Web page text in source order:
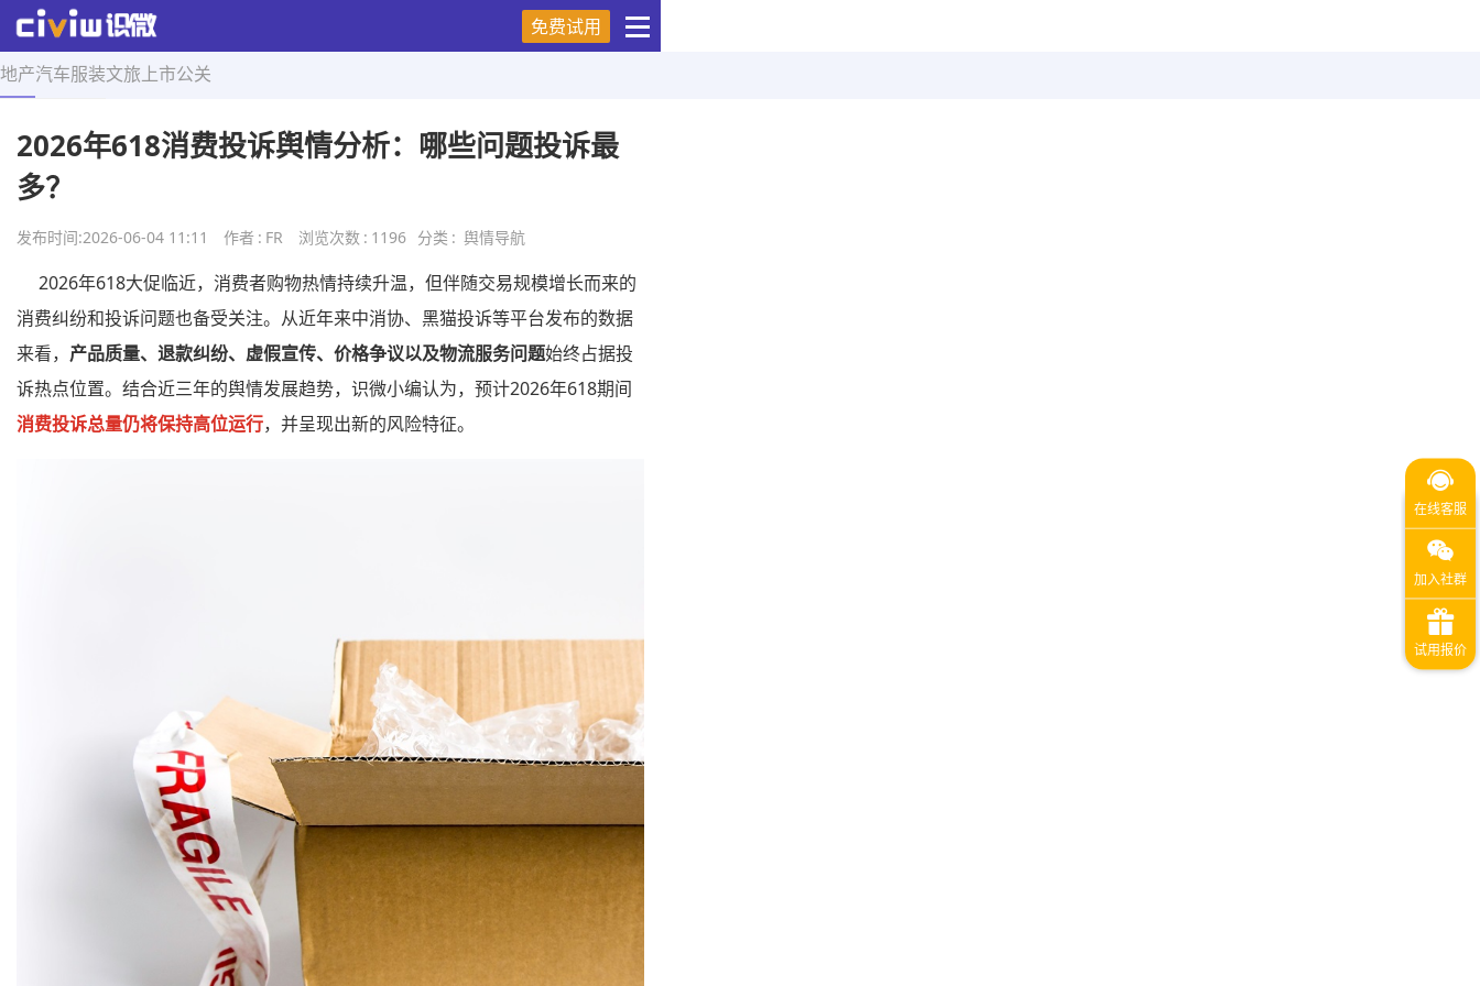
免费试用
地产汽车服装文旅 上市公关
首页 > 舆情导航 > 正文
2026年618消费投诉舆情分析：哪些问题投诉最
多？
发布时间:2026-06-04 11:11 作者 : FR 浏览次数 : 1196 分类 : 舆情导航
2026年618大促临近，消费者购物热情持续升温，但伴随交易规模增长而来的
消费纠纷和投诉问题也备受关注。从近年来中消协、黑猫投诉等平台发布的数据
来看， 产品质量、退款纠纷、虚假宣传、价格争议以及物流服务问题始终占据投
诉热点位置。结合近三年的舆情发展趋势，识微小编认为，预计2026年618期间
消费投诉总量仍将保持高位运行，并呈现出新的风险特征。